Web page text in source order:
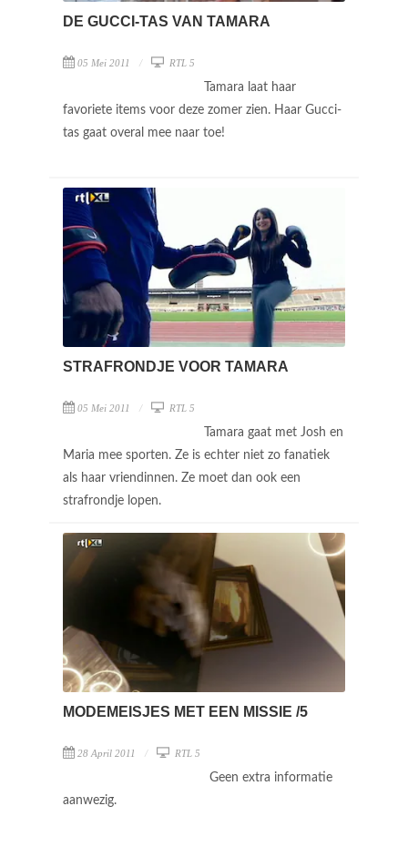
DE GUCCI-TAS VAN TAMARA
05 Mei 2011 RTL 5
Tamara laat haar
favoriete items voor deze zomer zien. Haar Gucci-
tas gaat overal mee naar toe!
STRAFRONDJE VOOR TAMARA
05 Mei 2011 RTL 5
Tamara gaat met Josh en
Maria mee sporten. Ze is echter niet zo fanatiek
als haar vriendinnen. Ze moet dan ook een
strafrondje lopen.
MODEMEISJES MET EEN MISSIE /5
28 April 2011 RTL 5
Geen extra informatie
aanwezig.